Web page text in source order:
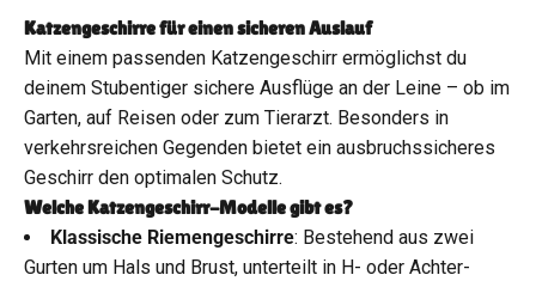
Katzengeschirre für einen sicheren Auslauf
Mit einem passenden Katzengeschirr ermöglichst du
deinem Stubentiger sichere Ausflüge an der Leine – ob im
Garten, auf Reisen oder zum Tierarzt. Besonders in
verkehrsreichen Gegenden bietet ein ausbruchssicheres
Geschirr den optimalen Schutz.
Welche Katzengeschirr-Modelle gibt es?
Klassische Riemengeschirre: Bestehend aus zwei
Gurten um Hals und Brust, unterteilt in H- oder Achter-